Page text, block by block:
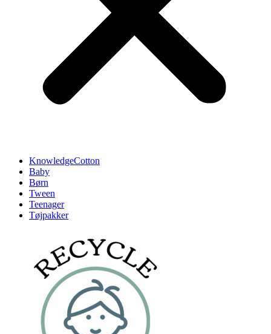
KnowledgeCotton
Baby
Børn
Tween
Teenager
Tøjpakker